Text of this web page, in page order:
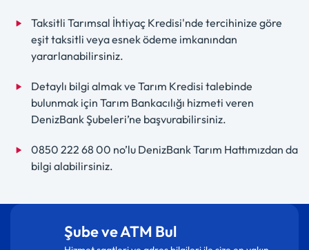
Taksitli Tarımsal İhtiyaç Kredisi'nde tercihinize göre
eşit taksitli veya esnek ödeme imkanından
yararlanabilirsiniz.
Detaylı bilgi almak ve Tarım Kredisi talebinde
bulunmak için Tarım Bankacılığı hizmeti veren
DenizBank Şubeleri’ne başvurabilirsiniz.
0850 222 68 00 no’lu DenizBank Tarım Hattımızdan da
bilgi alabilirsiniz.
Şube ve ATM Bul